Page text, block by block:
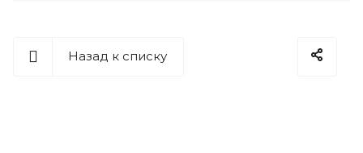
Назад к списку